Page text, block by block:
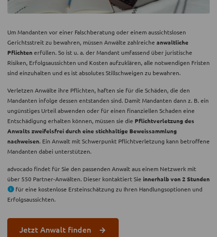
Um Mandanten vor einer Falschberatung oder einem aussichtslosen
Gerichtsstreit zu bewahren, müssen Anwälte zahlreiche anwaltliche
Pflichtenerfüllen. So ist u. a. der Mandant umfassend über juristische
Risiken, Erfolgsaussichten und Kosten aufzuklären, alle notwendigen Fristen
sind einzuhalten und es ist absolutes Stillschweigen zu bewahren.
Verletzen Anwälte ihre Pflichten, haften sie für die Schäden, die den
Mandanten infolge dessen entstanden sind. Damit Mandanten dann z. B. ein
ungünstiges Urteil abwenden oder für einen finanziellen Schaden eine
Entschädigung erhalten können, müssen sie die Pflichtverletzung des
Anwalts zweifelsfrei durch eine stichhaltige Beweissammlung
nachweisen. Ein Anwalt mit Schwerpunkt Pflichtverletzung kann betroffene
Mandanten dabei unterstützen.
advocado findet für Sie den passenden Anwalt aus einem Netzwerk mit
über 550 Partner-Anwälten. Dieser kontaktiert Sie innerhalb von 2 Stunden
für eine kostenlose Ersteinschätzung zu Ihren Handlungsoptionen und
Erfolgsaussichten.
Jetzt Anwalt finden